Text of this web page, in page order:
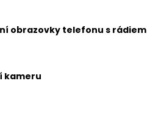
obrazovky telefonu s rádiem
kameru